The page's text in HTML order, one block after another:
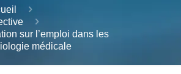
sur l’emploi dans les
médicale